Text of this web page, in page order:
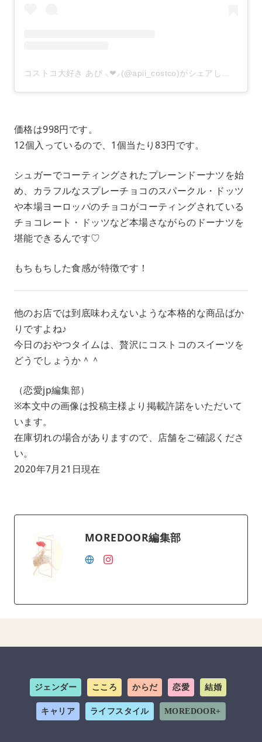
価格は998円です。
12個入っているので、1個当たり83円です。
シュガーでコーティングされたプレーンドーナツを始
め、カラフルなスプレーチョコのスパークル・ドッツ
や本場ヨーロッパのチョコがコーティングされている
チョコレート・ドッツなど本場さながらのドーナツを
堪能できるんです♡
もちもちした食感が特徴です！
他のお店では到底味わえないような本格的な商品ばか
りですよね♪
今日のおやつタイムは、贅沢にコストコのスイーツを
どうでしょうか＾＾
（恋愛jp編集部）
※本文中の画像は投稿主様より掲載許諾をいただいて
います。
在庫切れの場合がありますので、店舗をご確認くださ
い。
2020年7月21日現在
MOREDOOR編集部
ジェンダー こころ からだ 恋愛 結婚
キャリア ライフスタイル MOREDOOR+